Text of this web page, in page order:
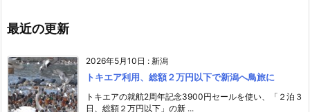
最近の更新
2026年5月10日 : 新潟
トキエア利用、総額２万円以下で新潟へ鳥旅に
トキエアの就航2周年記念3900円セールを使い、「２泊３
日、総額２万円以下」の新 ...